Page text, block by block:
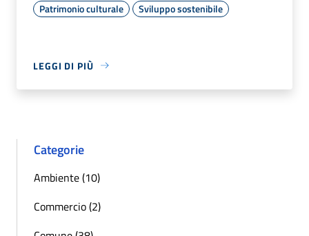
Patrimonio culturale
Sviluppo sostenibile
LEGGI DI PIÙ
Categorie
Ambiente (10)
Commercio (2)